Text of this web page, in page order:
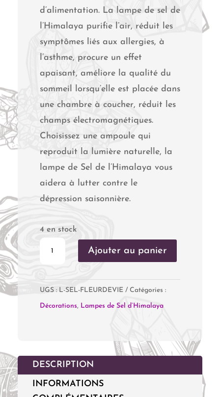
d’alimentation. La lampe de sel de
l’Himalaya purifie l’air, réduit les
symptômes liés aux allergies, à
l’asthme, procure un effet
apaisant, améliore la qualité du
sommeil lorsqu’elle est placée dans
une chambre à coucher, réduit les
champs électromagnétiques.
Choisissez une ampoule qui
reproduit la lumière naturelle, la
lampe de Sel de l’Himalaya vous
aidera à lutter contre le
dépression saisonnière.
4 en stock
de
Sel
"Fleur
de
Vie"
Ajouter au panier
UGS : L-SEL-FLEURDEVIE Catégories :
Décorations, Lampes de Sel d’Himalaya
DESCRIPTION
INFORMATIONS